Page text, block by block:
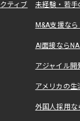
ティブ 未経験・若手
M&A支援な
AI面接なら
アジャイル
アメリカの
外国人採用